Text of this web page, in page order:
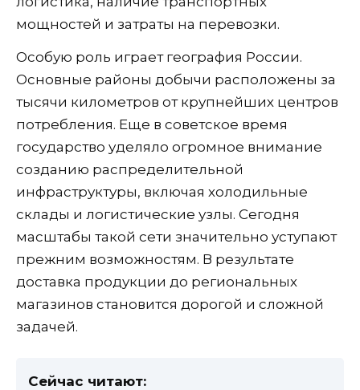
мощностей и затраты на перевозки.
Особую роль играет география России.
Основные районы добычи расположены за
тысячи километров от крупнейших центров
потребления. Еще в советское время
государство уделяло огромное внимание
созданию распределительной
инфраструктуры, включая холодильные
склады и логистические узлы. Сегодня
масштабы такой сети значительно уступают
прежним возможностям. В результате
доставка продукции до региональных
магазинов становится дорогой и сложной
задачей.
Сейчас читают: